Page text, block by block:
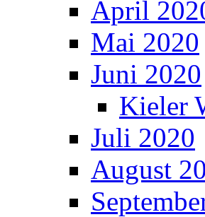
April
Mai 2020
Juni 2020
Kieler
Juli 2020
August